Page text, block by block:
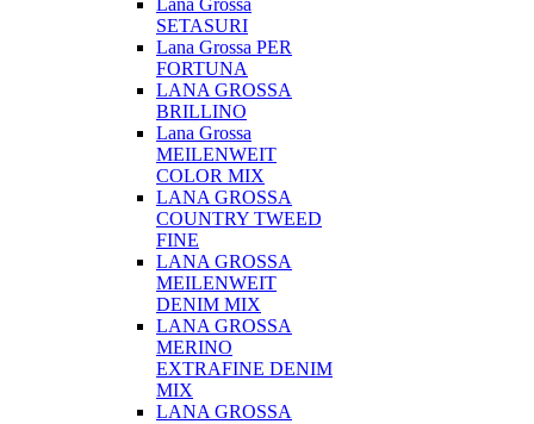
Lana Grossa
SETASURI
Lana Grossa PER
FORTUNA
LANA GROSSA
BRILLINO
Lana Grossa
MEILENWEIT
COLOR MIX
LANA GROSSA
COUNTRY TWEED
FINE
LANA GROSSA
MEILENWEIT
DENIM MIX
LANA GROSSA
MERINO
EXTRAFINE DENIM
MIX
LANA GROSSA